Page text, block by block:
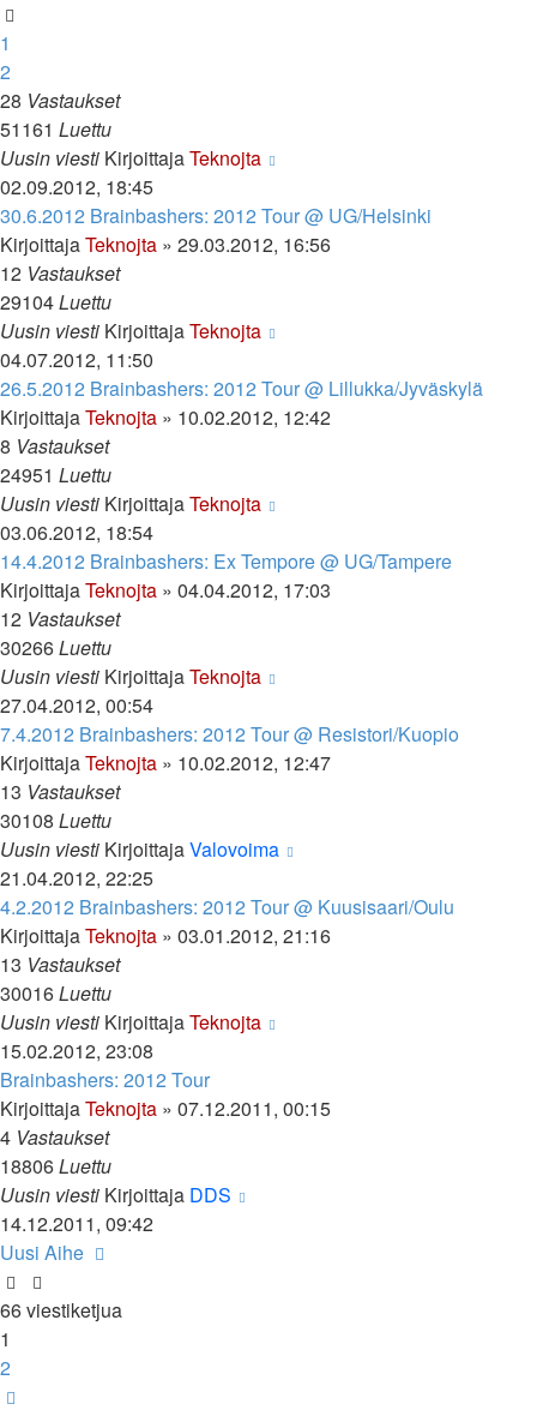
1
2
28 Vastaukset
51161 Luettu
Uusin viesti KirjoittajaTeknojta
02.09.2012, 18:45
30.6.2012 Brainbashers: 2012 Tour @ UG/Helsinki
KirjoittajaTeknojta » 29.03.2012, 16:56
12 Vastaukset
29104Luettu
Uusin viesti KirjoittajaTeknojta
04.07.2012, 11:50
26.5.2012 Brainbashers: 2012 Tour @ Lillukka/Jyväskylä
KirjoittajaTeknojta » 10.02.2012, 12:42
8 Vastaukset
24951 Luettu
Uusin viesti KirjoittajaTeknojta
03.06.2012, 18:54
14.4.2012 Brainbashers: Ex Tempore @ UG/Tampere
KirjoittajaTeknojta » 04.04.2012, 17:03
12 Vastaukset
30266Luettu
Uusin viesti KirjoittajaTeknojta
27.04.2012, 00:54
7.4.2012 Brainbashers: 2012 Tour @ Resistori/Kuopio
KirjoittajaTeknojta » 10.02.2012, 12:47
13 Vastaukset
30108 Luettu
Uusin viesti KirjoittajaValovoima
21.04.2012, 22:25
4.2.2012 Brainbashers: 2012 Tour @ Kuusisaari/Oulu
KirjoittajaTeknojta » 03.01.2012, 21:16
13 Vastaukset
30016Luettu
Uusin viesti KirjoittajaTeknojta
15.02.2012, 23:08
Brainbashers: 2012 Tour
KirjoittajaTeknojta » 07.12.2011, 00:15
4 Vastaukset
18806Luettu
Uusin viesti Kirjoittaja DDS
14.12.2011, 09:42
Uusi Aihe
66 viestiketjua
1
2